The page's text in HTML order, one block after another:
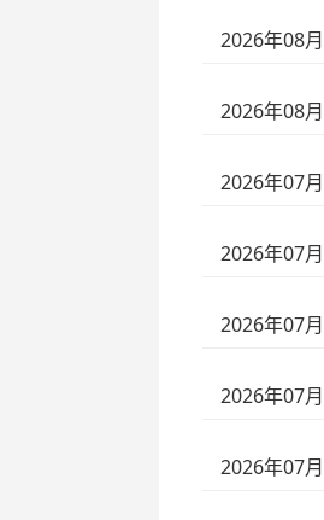
2026年08
2026年08
2026年07
2026年07
2026年07
2026年07
2026年07